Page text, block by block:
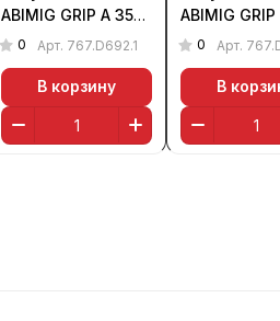
ABIMIG GRIP A 355
LW (350 А, 5 м,
0 Арт. 767.D692.1
В корзину
ABIMIG
LW (350 А,
0 Арт.
В